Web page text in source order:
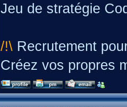
Jeu de stratégie
/!\ Recrutement
Créez vos propres